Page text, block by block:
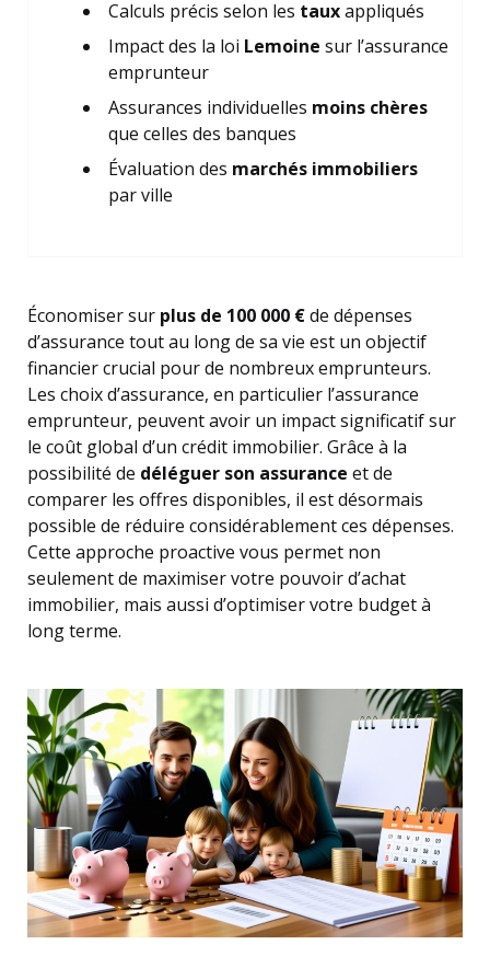
Calculs précis selon les tauxappliqués
Impact des la loi Lemoine sur l’assurance
emprunteur
Assurances individuelles moins chères
que celles des banques
Évaluation des marchés immobiliers
par ville
Économiser sur plus de 100 000 €de dépenses
d’assurance tout au long de sa vie est un objectif
financier crucial pour de nombreux emprunteurs.
Les choix d’assurance, en particulier l’assurance
emprunteur, peuvent avoir un impact significatif sur
le coût global d’un crédit immobilier. Grâce à la
possibilité de déléguer son assurance et de
comparer les offres disponibles, il est désormais
possible de réduire considérablement ces dépenses.
Cette approche proactive vous permet non
seulement de maximiser votre pouvoir d’achat
immobilier, mais aussi d’optimiser votre budget à
long terme.